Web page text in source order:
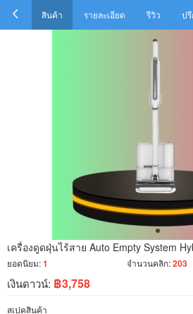
สินค้า รายละเอียด รีวิว ป
เครื่องดูดฝุ่นไร้สาย Auto Empty System
ยอดนิยม:1 จำนวนคลิก:203
เงินดาวน์: ฿3,758
สเปคสินค้า